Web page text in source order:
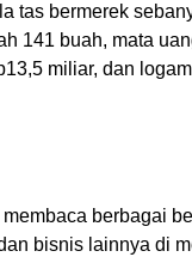
tas bermerek
141 buah, mata
miliar, dan
berbagai
bisnis lainnya di